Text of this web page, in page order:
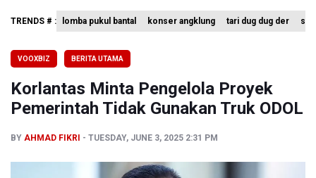
Insiden Penembakan Terjadi di Festival Budaya Lembah
TNI Gelar Latihan Kesiapsiagaan Penanggulangan
Pemprov Jabar Sediakan Knalpot Standar Gratis di Pos
TRENDS # : lomba pukul bantal konser angklung tari dug dug der
VOOXBIZ BERITA UTAMA
Korlantas Minta Pengelola Proyek
Pemerintah Tidak Gunakan Truk ODOL
BY AHMAD FIKRI TUESDAY, JUNE 3, 2025 2:31 PM